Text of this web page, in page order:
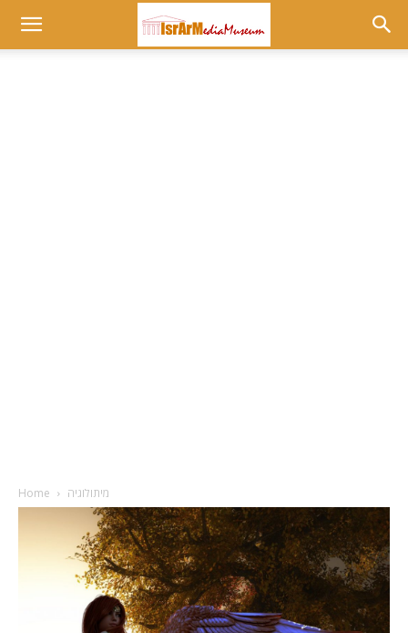
Museum
Home מיתולוגיה